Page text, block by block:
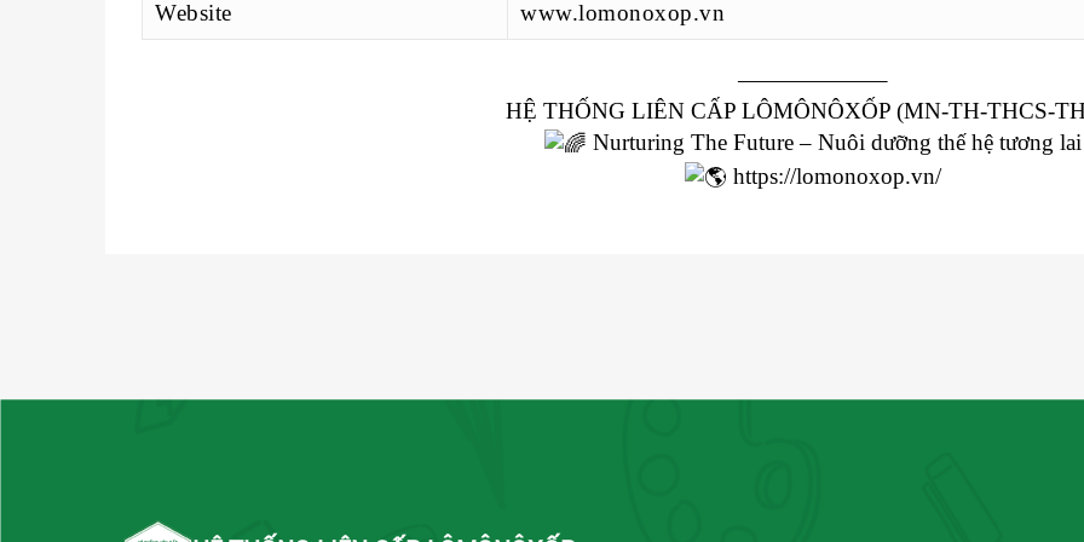
Website www.lomonoxop.vn
——————–
HỆ THỐNG LIÊN CẤP LÔMÔNÔXỐP (MN-TH-THCS-
Nurturing The Future – Nuôi dưỡng thế hệ tương lai
https://lomonoxop.vn/